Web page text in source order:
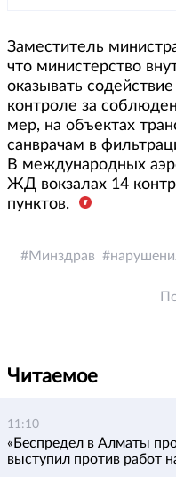
Заместитель
что министерство
оказывать
контроле за
мер, на объектах
санврачам в
В международных
ЖД вокзалах 14
пунктов.
Минздрав
Читаемое
11:10
«Беспредел в Алматы
выступил против работ